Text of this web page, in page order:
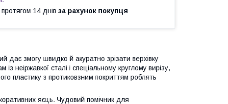
14 днів за рахунок покупця
дає змогу швидко й акуратно зрізати верхівку
неіржавкої сталі і спеціальному круглому вирізу,
пластику з протиковзним покриттям роблять
яєць. Чудовий помічник для